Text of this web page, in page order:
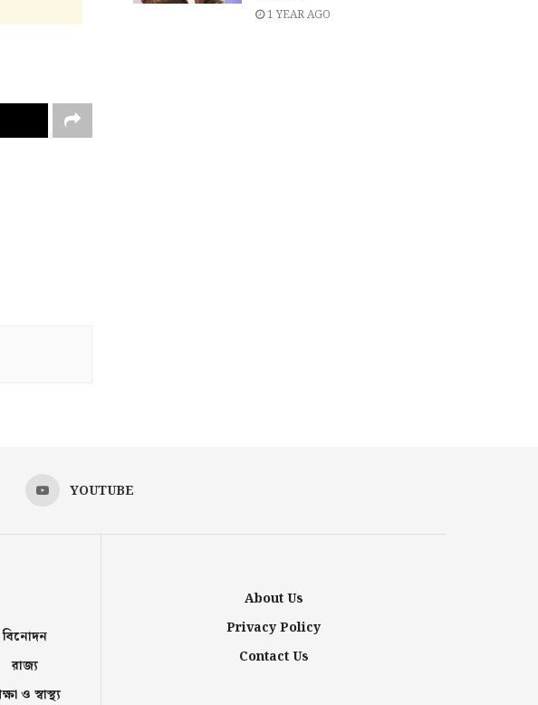
1 YEAR AGO
YOUTUBE
বিনোদন
রাজ্য
ও স্বাস্থ্য
About Us
Privacy Policy
Contact Us